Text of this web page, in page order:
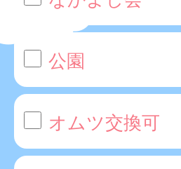
公園
オムツ交換可